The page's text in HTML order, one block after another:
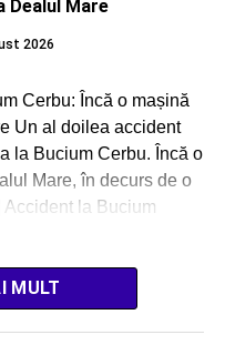
Dealul Mare
2026
Cerbu: Încă o mașină
Un al doilea accident
la Bucium Cerbu. Încă o
Mare, în decurs de o
la Bucium
MULT